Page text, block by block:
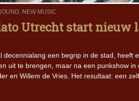
, NEW MUSIC
Utrecht start nieuw
een begrip in de stad, heeft
uit te brengen, maar na een punkshow in
en Willem de Vries. Het resultaat: een